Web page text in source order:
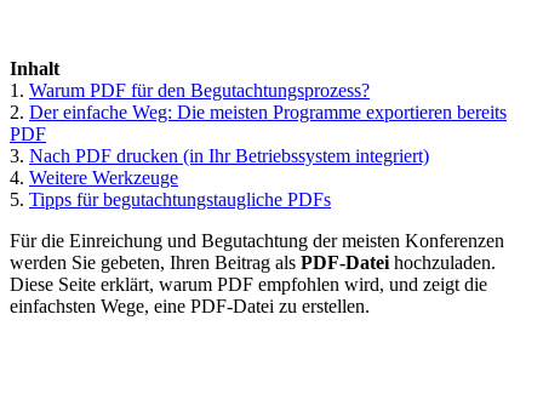
Inhalt
1. Warum PDF für den Begutachtungsprozess?
2. Der einfache Weg: Die meisten Programme exportieren bereits
PDF
3. Nach PDF drucken (in Ihr Betriebssystem integriert)
4. Weitere Werkzeuge
5. Tipps für begutachtungstaugliche PDFs
Für die Einreichung und Begutachtung der meisten Konferenzen
werden Sie gebeten, Ihren Beitrag als PDF-Datei hochzuladen.
Diese Seite erklärt, warum PDF empfohlen wird, und zeigt die
einfachsten Wege, eine PDF-Datei zu erstellen.